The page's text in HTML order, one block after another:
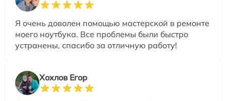
Я очень доволен помощью мастерской в ремонте
моего ноутбука. Все проблемы были быстро
устранены, спасибо за отличную работу!
Хохлов Егор